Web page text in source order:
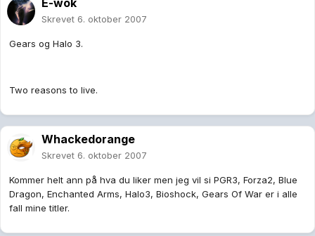
E-wok
Skrevet 6. oktober 2007
Gears og Halo 3.
Two reasons to live.
Whackedorange
Skrevet 6. oktober 2007
Kommer helt ann på hva du liker men jeg vil si PGR3, Forza2, Blue
Dragon, Enchanted Arms, Halo3, Bioshock, Gears Of War er i alle
fall mine titler.